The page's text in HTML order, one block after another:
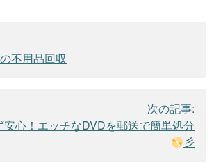
不用品回収
次の記事:
心！エッチなDVDを郵送で簡単処分
彡